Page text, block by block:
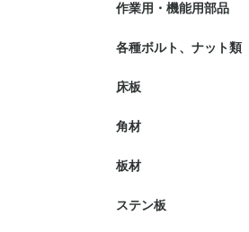
作業用・機能用部品
各種ボルト、ナット類
床板
角材
板材
ステン板